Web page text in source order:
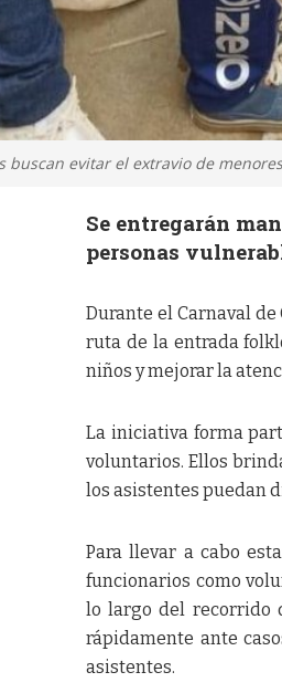
buscan evitar el extravio de
Se entregarán
personas
Durante el Carnaval
ruta de la entrada
niños y mejorar la
La iniciativa forma
voluntarios. Ellos
los asistentes puedan
Para llevar a cabo
funcionarios como
lo largo del recorrido
rápidamente ante
asistentes.